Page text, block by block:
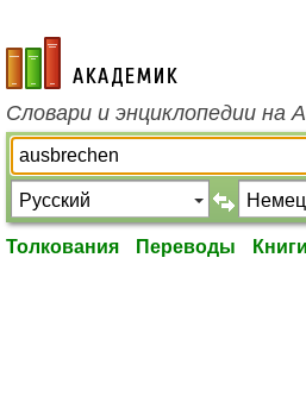
academic.ru
Словари и энциклопедии на
Толкования Переводы Книги